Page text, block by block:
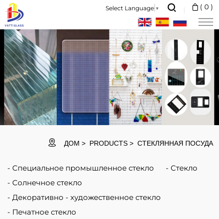
Select Language ▼ ( 0 )
【High-
quality
Material】：
Borosilicate
glass
cork,High
borosilicate
glass
more
transparent
and
ДОМ PRODUCTS СТЕКЛЯННАЯ ПОСУДА
Специальное промышленное стекло
Стекло
Солнечное стекло
Декоративно - художественное стекло
Печатное стекло